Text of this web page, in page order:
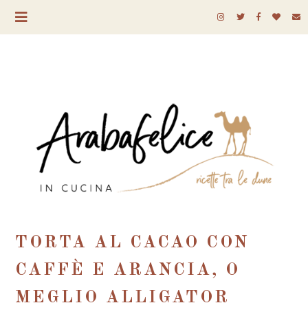
TORTA AL CACAO CON
CAFFÈ E ARANCIA, O
MEGLIO ALLIGATOR